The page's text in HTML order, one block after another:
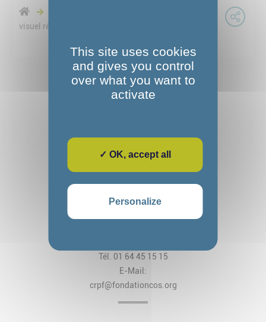
visuel réseaux sociaux
Fondation Alexandre Glasberg
Cos CRPF Nanteau
Tél. 01 64 45 15 15
E-Mail:
crpf@fondationcos.org
This site uses cookies
and gives you control
over what you want to
activate
✓ OK, accept all
Personalize